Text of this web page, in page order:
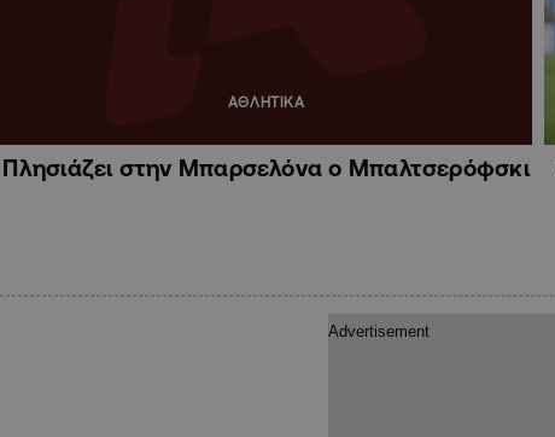
ΑΘΛΗΤΙΚΑ
Πλησιάζει στην Μπαρσελόνα ο Μπαλτσερόφσκι